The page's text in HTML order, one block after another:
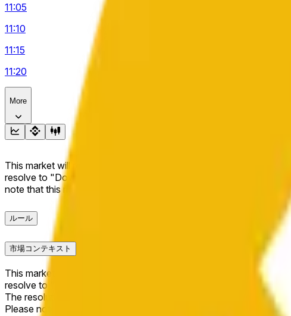
11:05
11:10
11:15
11:20
More
This market will resolve to "Up" if the BNB price at the end of the
resolve to "Down". The resolution source for this market is
note that this market is about the price according to Chainlink
ルール
市場コンテキスト
This market will resolve to "Up" if the BNB price at the end of the
resolve to "Down".
The resolution source for this market is information from
Please note that this market is about the price according to